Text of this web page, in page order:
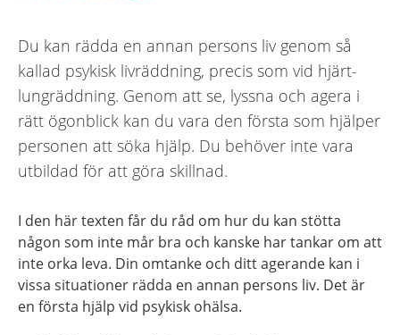
Du kan rädda en annan persons liv genom så
kallad psykisk livräddning, precis som vid hjärt-
lungräddning. Genom att se, lyssna och agera i
rätt ögonblick kan du vara den första som hjälper
personen att söka hjälp. Du behöver inte vara
utbildad för att göra skillnad.
I den här texten får du råd om hur du kan stötta
någon som inte mår bra och kanske har tankar om att
inte orka leva. Din omtanke och ditt agerande kan i
vissa situationer rädda en annan persons liv. Det är
en första hjälp vid psykisk ohälsa.